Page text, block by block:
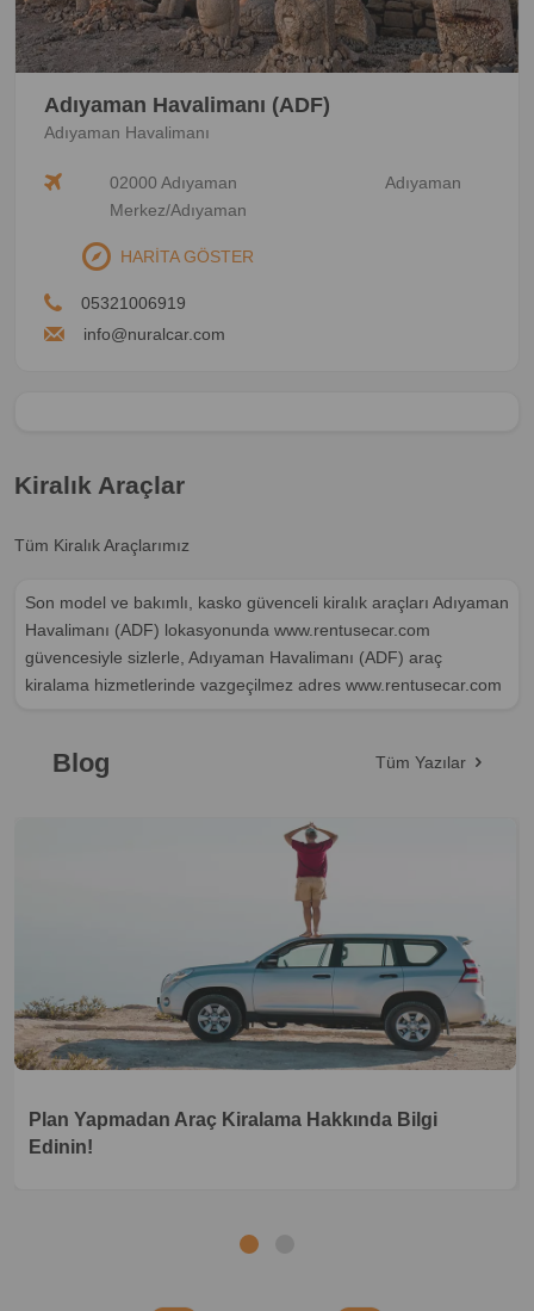
Kiralık Araçlar
Tüm Kiralık Araçlarımız
Son model ve bakımlı, kasko güvenceli kiralık araçları Adıyaman
Havalimanı (ADF) lokasyonunda www.rentusecar.com
güvencesiyle sizlerle, Adıyaman Havalimanı (ADF) araç
kiralama hizmetlerinde vazgeçilmez adres www.rentusecar.com
Blog Tüm Yazılar
Plan Yapmadan Araç Kiralama Hakkında Bilgi
Edinin!
Adıyaman Havalimanı (ADF)
Adıyaman Havalimanı
02000 Adıyaman
Merkez/Adıyaman
Adıyaman
HARİTA GÖSTER
05321006919
info@nuralcar.com